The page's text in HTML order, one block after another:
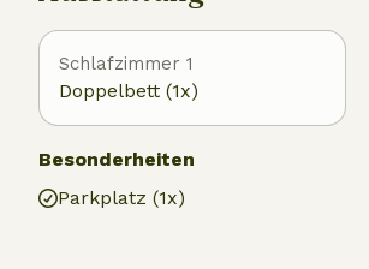
Schlafzimmer 1
Doppelbett (1x)
Besonderheiten
Parkplatz (1x)